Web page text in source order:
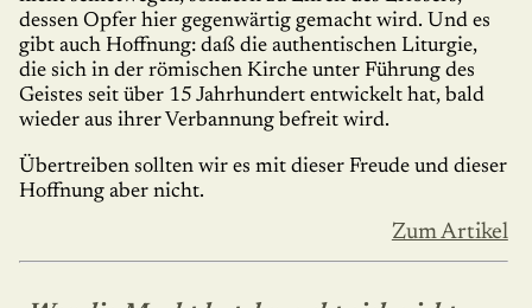
dessen Opfer hier gegenwärtig gemacht wird. Und es
gibt auch Hoffnung: daß die au­then­tischen Li­tur­gie,
die sich in der römischen Kirche unter Führung des
Geistes seit über 15 Jahr­hun­dert entwickelt hat, bald
wieder aus ihrer Verbannung befreit wird.
Übertreiben sollten wir es mit dieser Freude und dieser
Hoffnung aber nicht.
Zum Artikel